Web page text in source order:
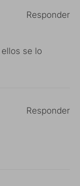
se lo
Responder
Responder